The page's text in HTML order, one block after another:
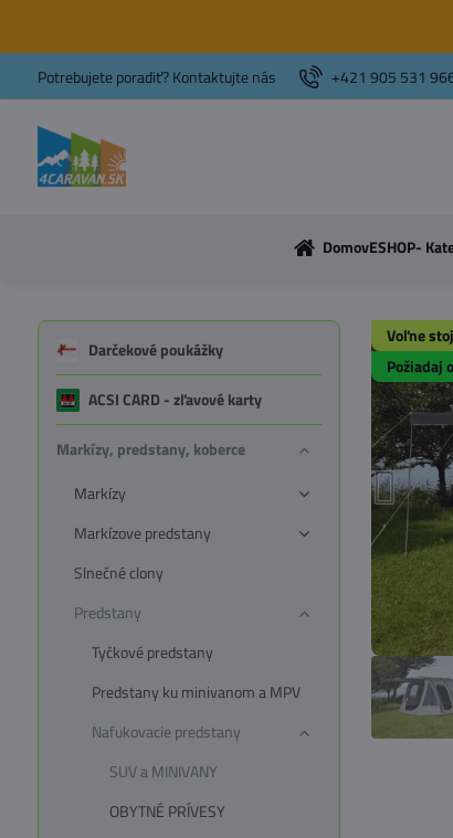
Potrebujete poradiť? Kontaktujte nás
+421 905 531
DomovESHOP-
Voľne
Požiadaj
Darčekové poukážky
ACSI CARD - zľavové karty
Markízy, predstany, koberce
Markízy
Markízove predstany
Slnečné clony
Predstany
Tyčkové predstany
Predstany ku minivanom a MPV
Nafukovacie predstany
SUV a MINIVANY
OBYTNÉ PRÍVESY